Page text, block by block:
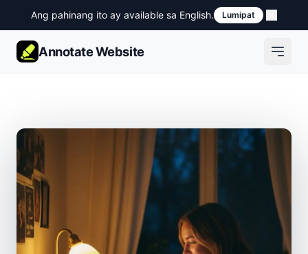
Ang pahinang ito ay available sa English. Lumipat
Annotate Website